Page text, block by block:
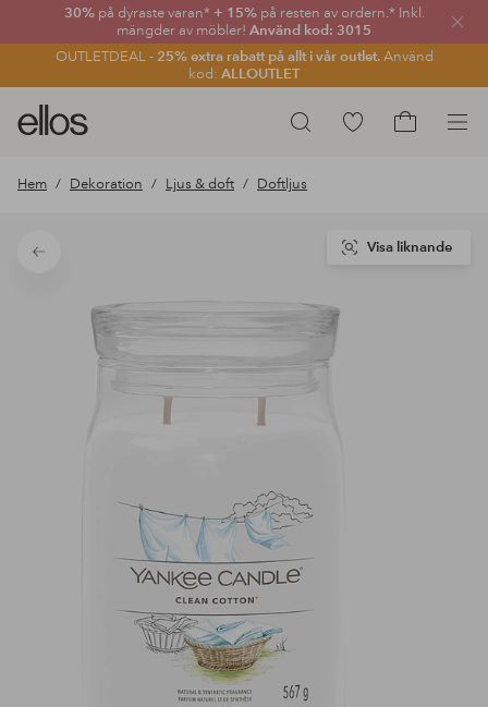
30% på dyraste varan* + 15% på resten av ordern.* Inkl.
mängder av möbler! Använd kod: 3015
OUTLETDEAL - 25% extra rabatt på allt i vår outlet.Använd
kod: ALLOUTLET
Sök
Ellos
logotyp
gå
förstasidan
Gå
Hem Dekoration Ljus & doft Doftljus
Tillbaka
Visa liknande